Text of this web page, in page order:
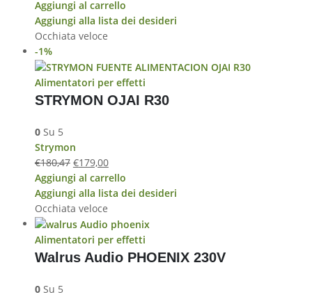
Aggiungi al carrello
Aggiungi alla lista dei desideri
Occhiata veloce
-1%
Alimentatori per effetti
STRYMON OJAI R30
0Su 5
Strymon
€180,47 €179,00
Aggiungi al carrello
Aggiungi alla lista dei desideri
Occhiata veloce
Alimentatori per effetti
Walrus Audio PHOENIX 230V
0Su 5